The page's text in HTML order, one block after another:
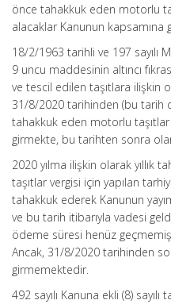
önce tahakkuk eden motorlu
alacaklar Kanunun kapsamına
18/2/1963 tarihli ve 197 sayılı
9 uncu maddesinin altıncı
ve tescil edilen taşıtlara ilişkin
31/8/2020 tarihinden (bu tarih
tahakkuk eden motorlu taşıtlar
girmekte, bu tarihten sonra
2020 yılma ilişkin olarak yıllık
taşıtlar vergisi için yapılan
tahakkuk ederek Kanunun
ve bu tarih itibarıyla vadesi
ödeme süresi henüz
Ancak, 31/8/2020 tarihinden
girmemektedir.
492 sayılı Kanuna ekli (8)